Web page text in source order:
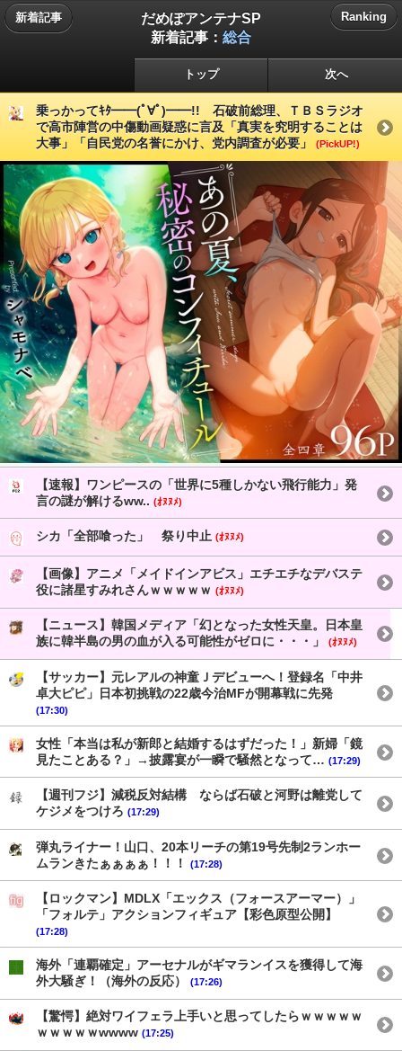
新着記事
だめぽアンテナSP
新着記事： 総合
Ranking
トップ 次へ
乗っかってｷﾀ━━(ﾟ∀ﾟ)━━!! 石破前総理、ＴＢＳラジオ
で高市陣営の中傷動画疑惑に言及「真実を究明することは
大事」「自民党の名誉にかけ、党内調査が必要」
(PickUP!)
【速報】ワンピースの「世界に5種しかない飛行能力」発
言の謎が解けるww.. (ｵﾇﾇﾒ)
シカ「全部喰った」 祭り中止 (ｵﾇﾇﾒ)
【画像】アニメ「メイドインアビス」エチエチなデバステ
役に諸星すみれさんｗｗｗｗｗ (ｵﾇﾇﾒ)
【ニュース】韓国メディア「幻となった女性天皇。日本皇
族に韓半島の男の血が入る可能性がゼロに・・・」
(ｵﾇﾇﾒ)
【サッカー】元レアルの神童Ｊデビューへ！登録名「中井
卓大ピピ」日本初挑戦の22歳今治MFが開幕戦に先発
(17:30)
女性「本当は私が新郎と結婚するはずだった！」新婦「鏡
見たことある？」→披露宴が一瞬で騒然となって… (17:29)
【週刊フジ】減税反対結構 ならば石破と河野は離党して
ケジメをつけろ (17:29)
弾丸ライナー！山口、20本リーチの第19号先制2ランホー
ムランきたぁぁぁぁ！！！
(17:28)
【ロックマン】MDLX「エックス（フォースアーマー）」
「フォルテ」アクションフィギュア【彩色原型公開】
(17:28)
海外「連覇確定」アーセナルがギマランイスを獲得して海
外大騒ぎ！（海外の反応）
(17:26)
【驚愕】絶対ワイフェラ上手いと思ってしたらｗｗｗｗｗ
ｗｗｗｗｗwwww (17:25)